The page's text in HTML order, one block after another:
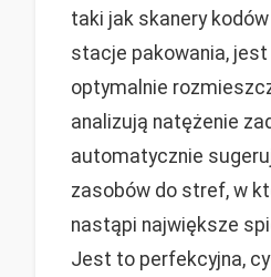
taki jak skanery
stacje pakowania, jest
optymalnie
analizują natężenie
automatycznie
zasobów do stref, w
nastąpi największe
Jest to perfekcyjna,